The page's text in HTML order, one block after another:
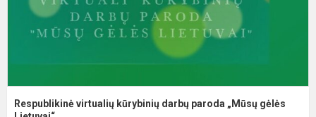
Respublikinė virtualių kūrybinių darbų paroda „Mūsų gėlės